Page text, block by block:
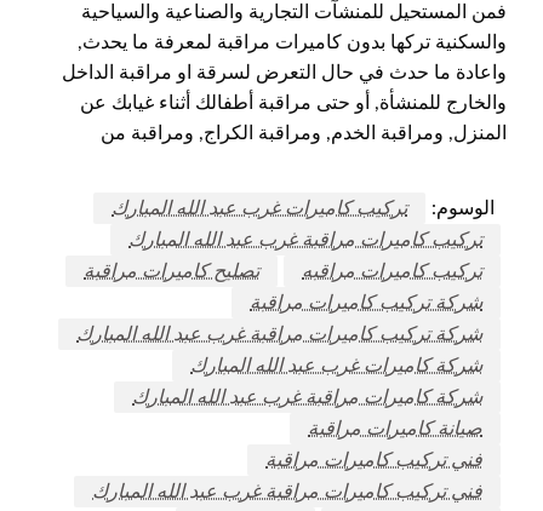
فمن المستحيل للمنشآت التجارية والصناعية والسياحية
والسكنية تركها بدون كاميرات مراقبة لمعرفة ما يحدث,
واعادة ما حدث في حال التعرض لسرقة او مراقبة الداخل
والخارج للمنشأة, أو حتى مراقبة أطفالك أثناء غيابك عن
المنزل, ومراقبة الخدم, ومراقبة الكراج, ومراقبة من
الوسوم:
تركيب كاميرات غرب عبد الله المبارك
تركيب كاميرات مراقبة غرب عبد الله المبارك
تركيب كاميرات مراقبه
تصليح كاميرات مراقبة
شركة تركيب كاميرات مراقبة
شركة تركيب كاميرات مراقبة غرب عبد الله المبارك
شركة كاميرات غرب عبد الله المبارك
شركة كاميرات مراقبة غرب عبد الله المبارك
صيانة كاميرات مراقبة
فني تركيب كاميرات مراقبة
فني تركيب كاميرات مراقبة غرب عبد الله المبارك